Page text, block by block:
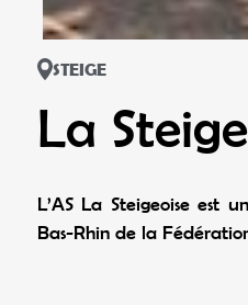
STEIGE
La
L’AS La Steigeoise est
Bas-Rhin de la